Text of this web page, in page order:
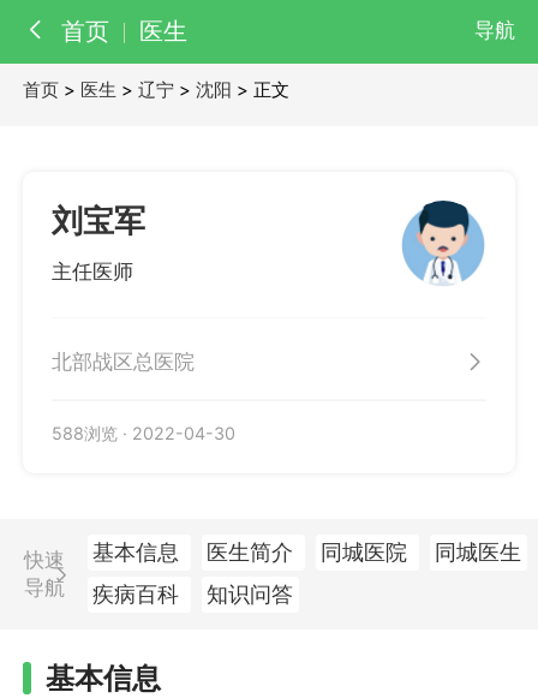
首页 医生 导航
医生
首页 > 医生 >辽宁 >沈阳 > 正文
刘宝军
主任医师
北部战区总医院
588浏览 · 2022-04-30
快速
导航
基本信息 医生简介 同城医院
同城医生
疾病百科
知识问答
基本信息